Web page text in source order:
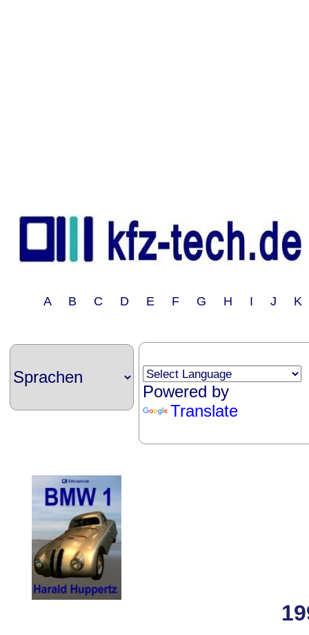
A B C D E F G H I J
Powered by
Translate